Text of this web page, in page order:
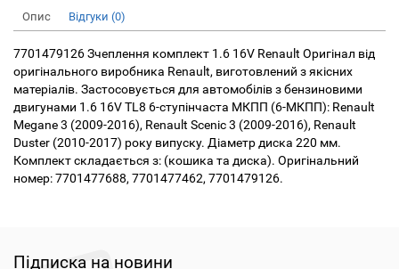
Опис Відгуки (0)
7701479126 Зчеплення комплект 1.6 16V Renault Оригінал від
оригінального виробника Renault, виготовлений з якісних
матеріалів. Застосовується для автомобілів з бензиновими
двигунами 1.6 16V TL8 6-ступінчаста МКПП (6-МКПП): Renault
Megane 3 (2009-2016), Renault Scenic 3 (2009-2016), Renault
Duster (2010-2017) року випуску. Діаметр диска 220 мм.
Комплект складається з: (кошика та диска). Оригінальний
номер: 7701477688, 7701477462, 7701479126.
Підписка на новини